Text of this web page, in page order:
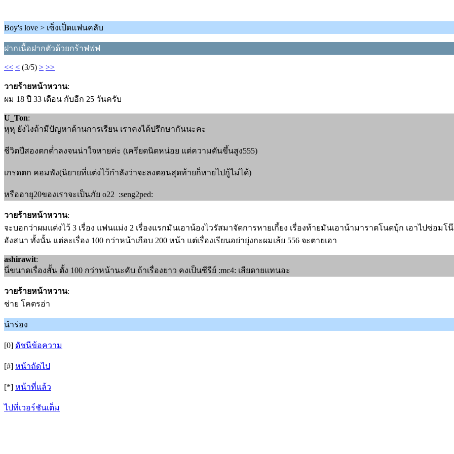
Boy's love > เซ็งเป็ดแฟนคลับ
ฝากเนื้อฝากตัวด้วยกร้าฟฟฟ
<< < (3/5) > >>
วายร้ายหน้าหวาน:
ผม 18 ปี 33 เดือน กับอีก 25 วันครับ
U_Ton:
หุหุ ยังไงถ้ามีปัญหาด้านการเรียน เราคงได้ปรึกษากันนะคะ
ชีวิตปีสองตกต่ำลงจนน่าใจหายค่ะ (เครียดนิดหน่อย แต่ความดันขึ้นสูง555)
เกรดตก คอมพัง(นิยายที่เเต่งไว้กำลังว่าจะลงตอนสุดท้ายก็หายไปกู้ไม่ได้)
หรืออายุ20ของเราจะเป็นภัย o22 :seng2ped:
วายร้ายหน้าหวาน:
จะบอกว่าผมแต่งไว้ 3 เรื่อง แฟนแม่ง 2 เรื่องแรกมันเอาน้องไวรัสมาจัดการหายเกี้ยง เรื่องท้ายมันเอาน้ามาราตโนดบุ้ก เอาไปซ่อม
อังสนา ทั้งนั้น แต่ละเรื่อง 100 กว่าหน้าเกือบ 200 หน้า แต่เรื่องเรียนอย่ายุ่งกะผมเล้ย 556 จะตายเอา
ashirawit:
นี่ขนาดเรื่องสั้น ตั้ง 100 กว่าหน้านะคับ ถ้าเรื่องยาว คงเป็นซีรีย์ :mc4: เสียดายแทนอะ
วายร้ายหน้าหวาน:
ช่าย โคตรอ่า
นำร่อง
[0] ดัชนีข้อความ
[#] หน้าถัดไป
[*] หน้าที่แล้ว
ไปที่เวอร์ชันเต็ม